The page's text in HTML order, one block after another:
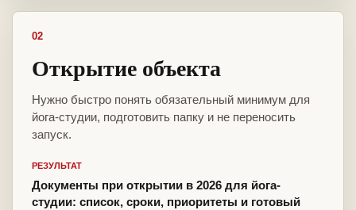
02
Открытие объекта
Нужно быстро понять обязательный минимум для
йога-студии, подготовить папку и не переносить
запуск.
РЕЗУЛЬТАТ
Документы при открытии в 2026 для йога-
студии: список, сроки, приоритеты и готовый